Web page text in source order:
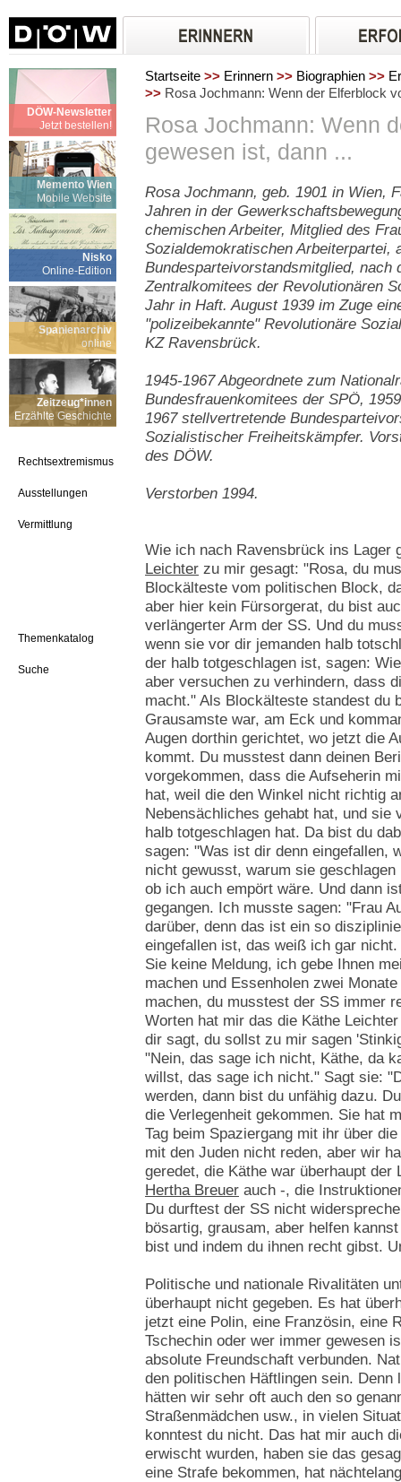
DÖW-Newsletter
Jetzt bestellen!
Memento Wien
Mobile Website
Nisko
Online-Edition
Spanienarchiv
online
Zeitzeug*innen
Erzählte Geschichte
Rechtsextremismus
Ausstellungen
Vermittlung
Themenkatalog
Suche
Startseite >> Erinnern >> Biographien >>
>> Rosa Jochmann: Wenn der Elferblock
Rosa Jochmann: Wenn
gewesen ist, dann ...
Rosa Jochmann, geb. 1901 in Wien,
Jahren in der
chemischen Arbeiter, Mitglied des
Sozialdemokratischen Arbeiterpartei,
Bundesparteivorstandsmitglied, nach
Zentralkomitees der Revolutionären
Jahr in Haft. August 1939 im Zuge
"polizeibekannte" Revolutionäre
KZ Ravensbrück.
1945-1967 Abgeordnete zum
Bundesfrauenkomitees der SPÖ,
1967 stellvertretende
Sozialistischer Freiheitskämpfer.
des DÖW.
Verstorben 1994.
Wie ich nach Ravensbrück ins Lager
Leichter zu mir gesagt: "Rosa, du
Blockälteste vom politischen Block,
aber hier kein Fürsorgerat, du bist
verlängerter Arm der SS. Und du
wenn sie vor dir jemanden halb
der halb totgeschlagen ist, sagen:
aber versuchen zu verhindern, dass
macht." Als Blockälteste standest du
Grausamste war, am Eck und
Augen dorthin gerichtet, wo jetzt die
kommt. Du musstest dann deinen
vorgekommen, dass die Aufseherin
hat, weil die den Winkel nicht richtig
Nebensächliches gehabt hat, und sie
halb totgeschlagen hat. Da bist du
sagen: "Was ist dir denn eingefallen,
nicht gewusst, warum sie
ob ich auch empört wäre. Und dann
gegangen. Ich musste sagen: "Frau
darüber, denn das ist ein so
eingefallen ist, das weiß ich gar
Sie keine Meldung, ich gebe Ihnen
machen und Essenholen zwei
machen, du musstest der SS immer
Worten hat mir das die Käthe
dir sagt, du sollst zu mir sagen
"Nein, das sage ich nicht, Käthe, da
willst, das sage ich nicht." Sagt sie:
werden, dann bist du unfähig dazu.
die Verlegenheit gekommen. Sie hat
Tag beim Spaziergang mit ihr über
mit den Juden nicht reden, aber wir
geredet, die Käthe war überhaupt der
Hertha Breuer auch -, die
Du durftest der SS nicht
bösartig, grausam, aber helfen
bist und indem du ihnen recht gibst.
Politische und nationale Rivalitäten
überhaupt nicht gegeben. Es hat
jetzt eine Polin, eine Französin, eine
Tschechin oder wer immer gewesen
absolute Freundschaft verbunden.
den politischen Häftlingen sein.
hätten wir sehr oft auch den so
Straßenmädchen usw., in vielen
konntest du nicht. Das hat mir auch
erwischt wurden, haben sie das
eine Strafe bekommen, hat